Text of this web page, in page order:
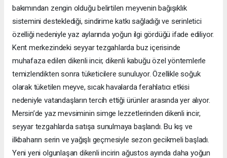
bakımından zengin olduğu belirtilen meyvenin bağışıklık
sistemini desteklediği, sindirime katkı sağladığı ve serinletici
özelliği nedeniyle yaz aylarında yoğun ilgi gördüğü ifade ediliyor.
Kent merkezindeki seyyar tezgahlarda buz içerisinde
muhafaza edilen dikenli incir, dikenli kabuğu özel yöntemlerle
temizlendikten sonra tüketicilere sunuluyor. Özellikle soğuk
olarak tüketilen meyve, sıcak havalarda ferahlatıcı etkisi
nedeniyle vatandaşların tercih ettiği ürünler arasında yer alıyor.
Mersin’de yaz mevsiminin simge lezzetlerinden dikenli incir,
seyyar tezgahlarda satışa sunulmaya başlandı. Bu kış ve
ilkbaharın serin ve yağışlı geçmesiyle sezon gecikmeli başladı.
Yeni yeni olgunlaşan dikenli incirin ağustos ayında daha yoğun